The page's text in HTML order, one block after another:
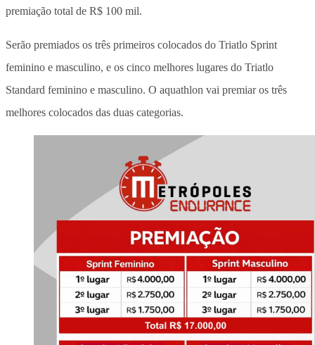
premiação total de R$ 100 mil.
Serão premiados os três primeiros colocados do Triatlo Sprint
feminino e masculino, e os cinco melhores lugares do Triatlo
Standard feminino e masculino. O aquathlon vai premiar os três
melhores colocados das duas categorias.